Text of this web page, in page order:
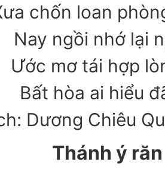
chốn loan
Nay ngồi nhớ lại
Ước mơ tái hợp
Bất hòa ai hiểu
Dương Chiêu
Thánh ý